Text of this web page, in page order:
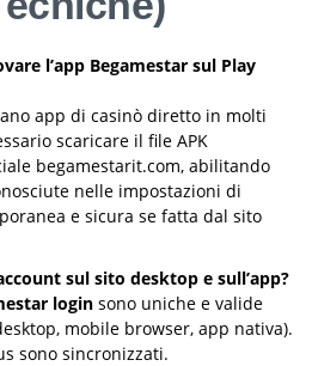
l’app Begamestar sul Play
app di casinò diretto in molti
scaricare il file APK
begamestarit.com, abilitando
nelle impostazioni di
e sicura se fatta dal sito
sul sito desktop e sull’app?
login sono uniche e valide
mobile browser, app nativa).
sono sincronizzati.